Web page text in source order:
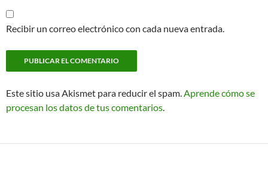
Recibir un correo electrónico con cada nueva entrada.
Este sitio usa Akismet para reducir el spam.Aprende cómo se
procesan los datos de tus comentarios.